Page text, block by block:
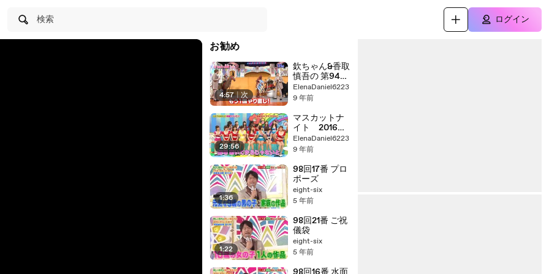
検索 ログイン
お勧め
4:57 | 次
欽ちゃん&香取
慎吾の 第94回
全日本仮装大
賞「前半」1月21
20170121 part
2/2
ElenaDaniel6223
9 年前
29:56
マスカットナ
イト 2016年
12月28日
161228
ElenaDaniel6223
9 年前
1:36
98回17番 プロ
ポーズ
eight-six
5 年前
1:22
98回21番 ご祝
儀袋
eight-six
5 年前